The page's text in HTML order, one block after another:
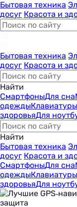
Бытовая техника
досуг Красота и
Бытовая техника
досуг Красота и
Найти
СмартфоныДля сна
одеждыКлавиатуры
здоровьяДля
Найти
Бытовая техника
досуг Красота и
СмартфоныДля сна
одеждыКлавиатуры
здоровьяДля